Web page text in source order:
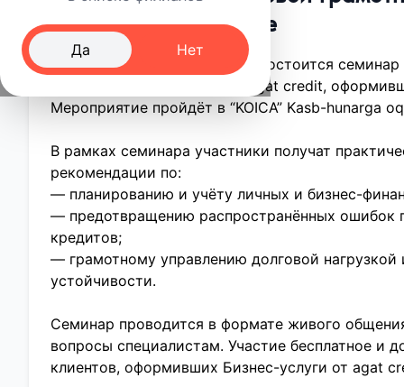
Да Нет
agat credit в Фергане
23 июля в 10:00 в г. Фергане состоится
грамотности для клиентов agat credit,
Мероприятие пройдёт в “KOICA” Kasb-hunarga
В рамках семинара участники получат
рекомендации по:
— планированию и учёту личных и бизнес-
— предотвращению распространённых ошибок
кредитов;
— грамотному управлению долговой
устойчивости.
Семинар проводится в формате живого
вопросы специалистам. Участие бесплатное и
клиентов, оформивших Бизнес-услуги от agat